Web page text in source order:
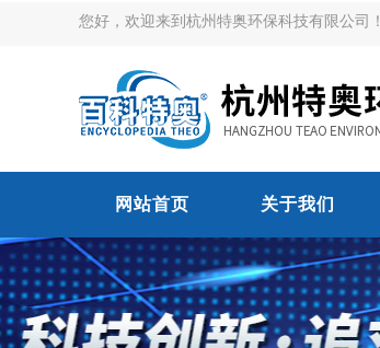
您好，欢迎来到杭州特奥环保科技有限公司！
网站首页 关于我们